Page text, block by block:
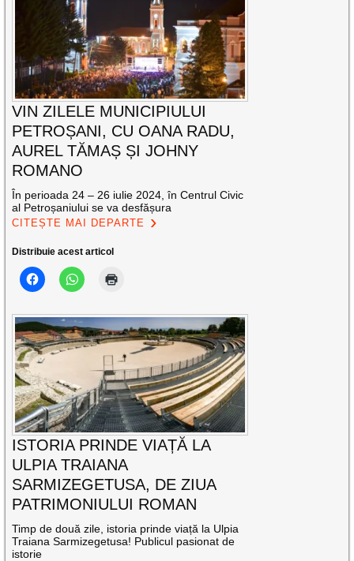
VIN ZILELE MUNICIPIULUI
PETROȘANI, CU OANA RADU,
AUREL TĂMAȘ ȘI JOHNY
ROMANO
În perioada 24 – 26 iulie 2024, în Centrul Civic
al Petroșaniului se va desfășura
CITEȘTE MAI DEPARTE
Distribuie acest articol
ISTORIA PRINDE VIAȚĂ LA
ULPIA TRAIANA
SARMIZEGETUSA, DE ZIUA
PATRIMONIULUI ROMAN
Timp de două zile, istoria prinde viață la Ulpia
Traiana Sarmizegetusa! Publicul pasionat de
istorie